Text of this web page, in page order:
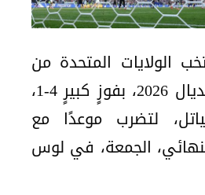
الولايات المتحدة من
دور الـ16 في مونديال 2026، بفوزٍ كبيرٍ 4-1،
لتضرب موعدًا مع
الجمعة، في لوس